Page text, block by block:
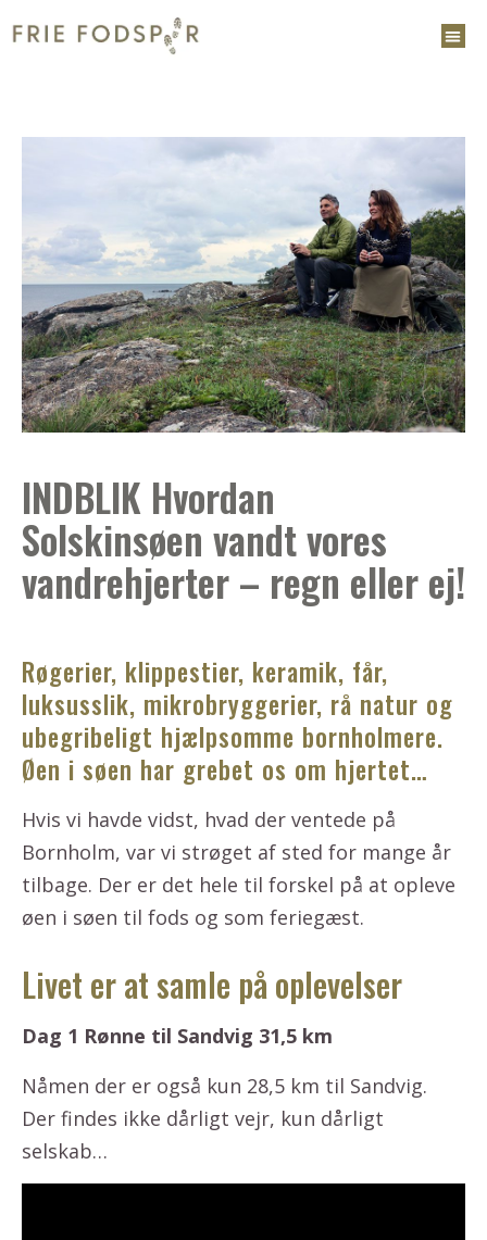
INDBLIK Hvordan
Solskinsøen vandt vores
vandrehjerter – regn eller ej!
Røgerier, klippestier, keramik, får,
luksusslik, mikrobryggerier, rå natur og
ubegribeligt hjælpsomme bornholmere.
Øen i søen har grebet os om hjertet…
Hvis vi havde vidst, hvad der ventede på
Bornholm, var vi strøget af sted for mange år
tilbage. Der er det hele til forskel på at opleve
øen i søen til fods og som feriegæst.
Livet er at samle på oplevelser
Dag 1 Rønne til Sandvig 31,5 km
Nåmen der er også kun 28,5 km til Sandvig.
Der findes ikke dårligt vejr, kun dårligt
selskab…